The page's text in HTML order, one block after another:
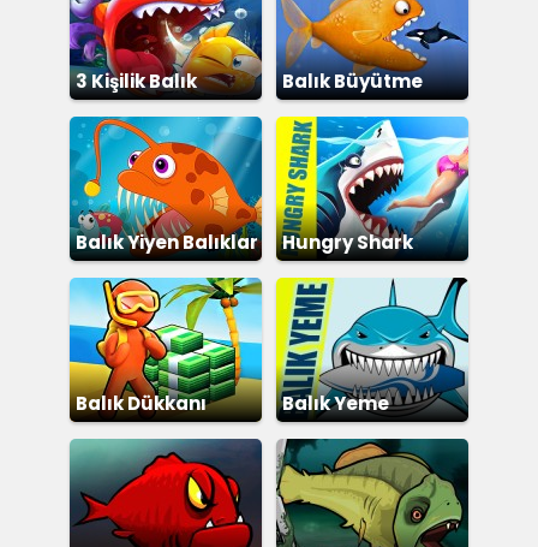
3 Kişilik Balık Balık Büyütme
Balık Yiyen Balıklar Hungry Shark
Balık Dükkanı Balık Yeme